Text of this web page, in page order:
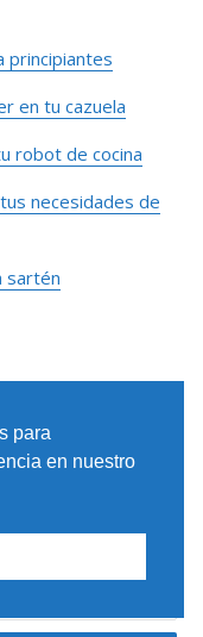
principiantes
en tu cazuela
robot de cocina
necesidades de
sartén
para
en nuestro